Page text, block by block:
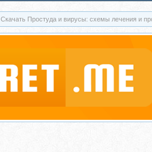
Скачать Простуда и вирусы: схемы лечения и